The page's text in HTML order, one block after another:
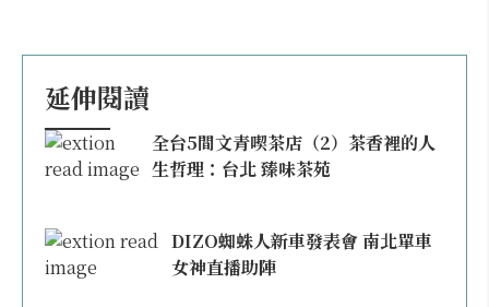
延伸閱讀
全台5間文青喫茶店（2）茶香裡的人
生哲理：台北 臻味茶苑
DIZO蜘蛛人新車發表會 南北單車
女神直播助陣